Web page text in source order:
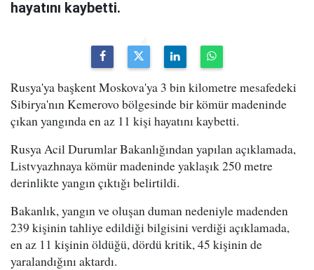
hayatını kaybetti.
Rusya'ya başkent Moskova'ya 3 bin kilometre mesafedeki
Sibirya'nın Kemerovo bölgesinde bir kömür madeninde
çıkan yangında en az 11 kişi hayatını kaybetti.
Rusya Acil Durumlar Bakanlığından yapılan açıklamada,
Listvyazhnaya kömür madeninde yaklaşık 250 metre
derinlikte yangın çıktığı belirtildi.
Bakanlık, yangın ve oluşan duman nedeniyle madenden
239 kişinin tahliye edildiği bilgisini verdiği açıklamada,
en az 11 kişinin öldüğü, dördü kritik, 45 kişinin de
yaralandığını aktardı.